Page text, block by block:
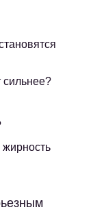
жирность